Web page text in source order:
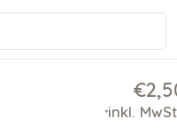
*inkl. MwSt